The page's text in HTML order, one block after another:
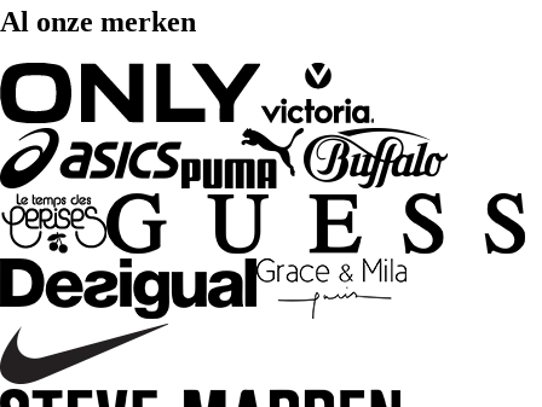
Al onze merken